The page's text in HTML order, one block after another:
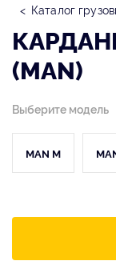
Каталог
(MAN)
Выберите модель
MAN M